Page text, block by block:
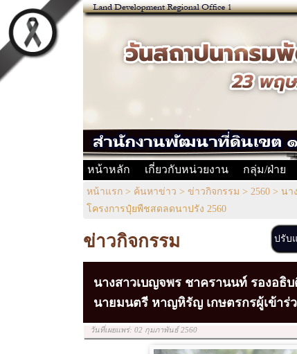
หน้าหลัก เกี่ยวกับหน่วยงาน กลุ่ม/ฝ่าย
หน้าแรก > ค้นหาข่าว > ข่าวกิจกรรม > 2560 > นา
โครงการปุ๋ยพืชสดลดนาปรัง 2560
ข่าวกิจกรรม
นางสาวเบญจพร ชาครานนท์ รองอธิ
นายมนตรี หาญหิรัญ เกษตรกรผู้เข้าร่
วันที่เผยแพร่: 02 กุมภาพันธ์ 2560
ปรับ